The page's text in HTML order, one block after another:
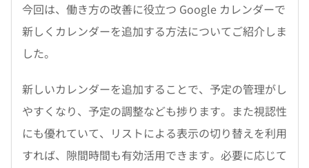
今回は、働き方の改善に役立つ Google カレンダーで
新しくカレンダーを追加する方法についてご紹介しま
した。
新しいカレンダーを追加することで、予定の管理がし
やすくなり、予定の調整なども捗ります。また視認性
にも優れていて、リストによる表示の切り替えを利用
すれば、隙間時間も有効活用できます。必要に応じて